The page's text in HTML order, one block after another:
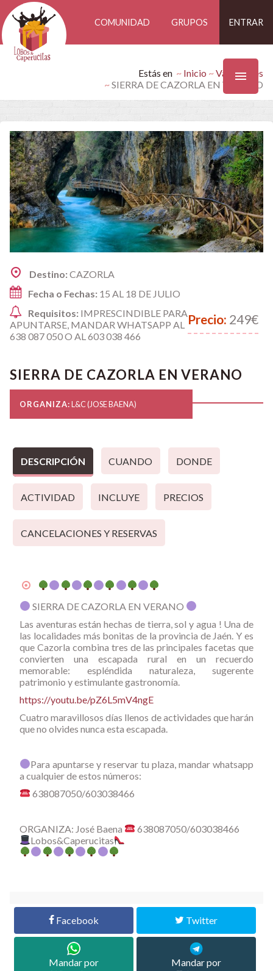
COMUNIDAD GRUPOS ENTRAR
Estás en Inicio
Vacaciones
SIERRA DE CAZORLA EN VERANO
Destino:CAZORLA
Fecha o Fechas: 15 AL 18 DE JULIO
Precio: 249€
Requisitos: IMPRESCINDIBLE PARA
APUNTARSE, MANDAR WHATSAPP AL
638 087 050 O AL 603 038 466
SIERRA DE CAZORLA EN VERANO
ORGANIZA:L&C (JOSE BAENA)
DESCRIPCIÓN CUANDO DONDE
ACTIVIDAD INCLUYE PRECIOS
CANCELACIONES Y RESERVAS
SIERRA DE CAZORLA EN VERANO
Las aventuras están hechas de tierra, sol y agua ! Una de
las localidades más bonitas de la provincia de Jaén. Y es
que Cazorla combina tres de las principales facetas que
convierten una escapada rural en un recuerdo
memorable: espléndida naturaleza, sugerente
patrimonio y estimulante gastronomía.
https://youtu.be/pZ6L5mV4ngE
Cuatro maravillosos días llenos de actividades que harán
que no olvides nunca esta escapada.
Para apuntarse y reservar tu plaza, mandar whatsapp
a cualquier de estos números:
638087050/603038466
ORGANIZA: José Baena
638087050/603038466
Lobos&Caperucitas
Facebook Twitter
Mandar por
Mandar por